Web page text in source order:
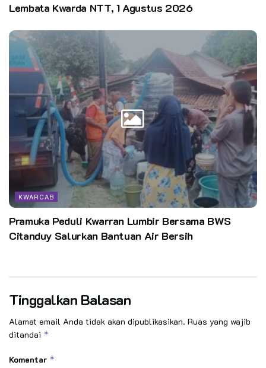
Lembata Kwarda NTT, 1 Agustus 2026
KWARCAB
Pramuka Peduli Kwarran Lumbir Bersama BWS
Citanduy Salurkan Bantuan Air Bersih
Tinggalkan Balasan
Alamat email Anda tidak akan dipublikasikan. Ruas yang wajib
ditandai *
Komentar *